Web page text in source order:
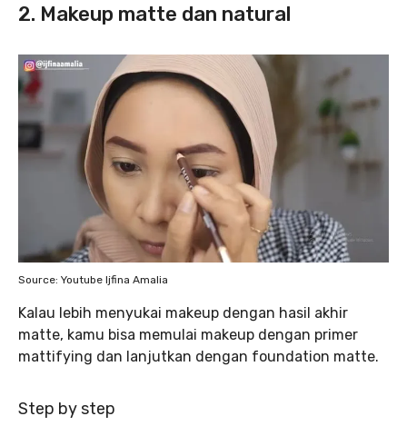
2. Makeup matte dan natural
Source: Youtube Ijfina Amalia
Kalau lebih menyukai makeup dengan hasil akhir
matte, kamu bisa memulai makeup dengan primer
mattifying dan lanjutkan dengan foundation matte.
Step by step